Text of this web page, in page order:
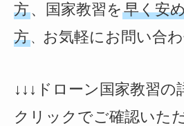
方、国家教習を 早く安
方 、 お気軽にお問い合
↓↓↓ドローン国家教習の
クリックでご確認いた